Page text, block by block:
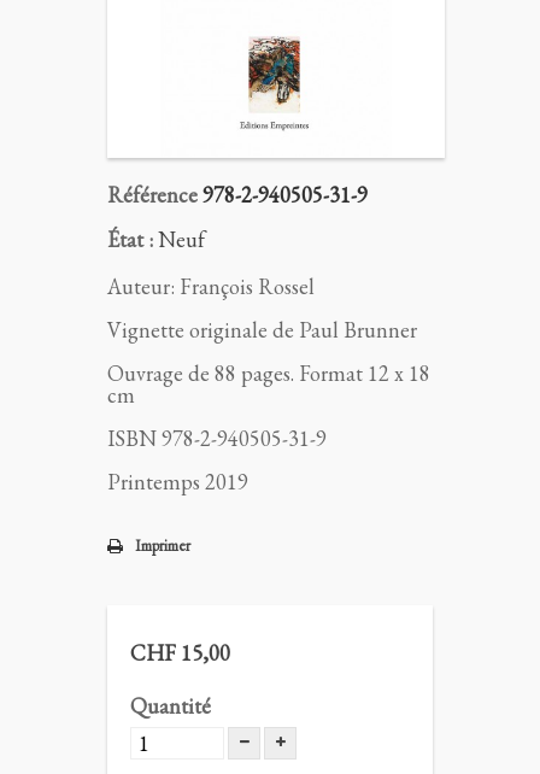
Référence978-2-940505-31-9
État :Neuf
Auteur: François Rossel
Vignette originale de Paul Brunner
Ouvrage de 88 pages. Format 12 x 18
cm
ISBN 978-2-940505-31-9
Printemps 2019
Imprimer
CHF 15,00
Quantité